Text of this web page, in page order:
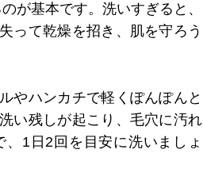
が基本です。洗いすぎると、
って乾燥を招き、肌を守ろう
やハンカチで軽くぽんぽんと
い残しが起こり、毛穴に汚れ
1日2回を目安に洗いましょ